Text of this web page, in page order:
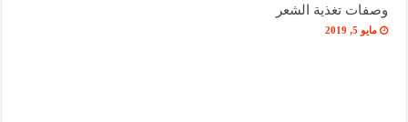
وصفات تغذية الشعر
مايو 5, 2019